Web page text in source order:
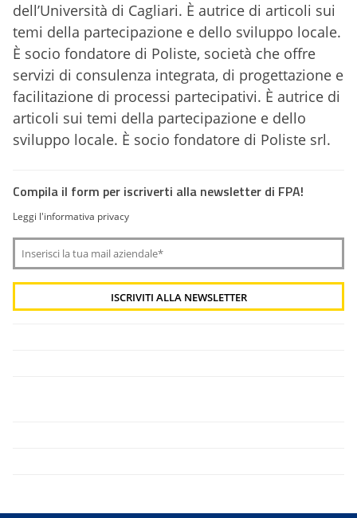
dell’Università di Cagliari. È autrice di articoli sui
temi della partecipazione e dello sviluppo locale.
È socio fondatore di Poliste, società che offre
servizi di consulenza integrata, di progettazione e
facilitazione di processi partecipativi. È autrice di
articoli sui temi della partecipazione e dello
sviluppo locale. È socio fondatore di Poliste srl.
Compila il form per iscriverti alla newsletter di FPA!
Leggi l'informativa privacy